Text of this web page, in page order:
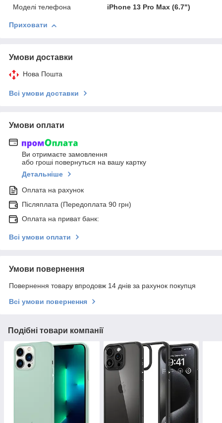
Моделі телефона
iPhone 13 Pro Max (6.7")
Приховати
Умови доставки
Нова Пошта
Всі умови доставки
Умови оплати
Ви отримаєте замовлення
або гроші повернуться на вашу картку
Детальніше
Оплата на рахунок
Післяплата (Передоплата 90 грн)
Оплата на приват банк:
Всі умови оплати
Умови повернення
Повернення товару впродовж 14 днів за рахунок покупця
Всі умови повернення
Подібні товари компанії